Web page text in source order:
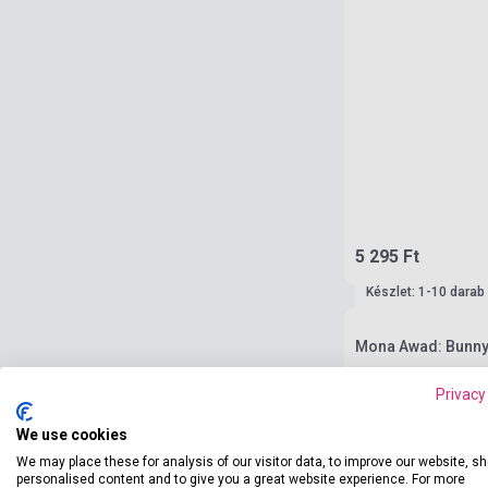
5 295 Ft
Készlet: 1-10 darab
Mona Awad: Bunny
We use cookies
We may place these for analysis of our visitor data, to improve our website,
personalised content and to give you a great website experience. For more